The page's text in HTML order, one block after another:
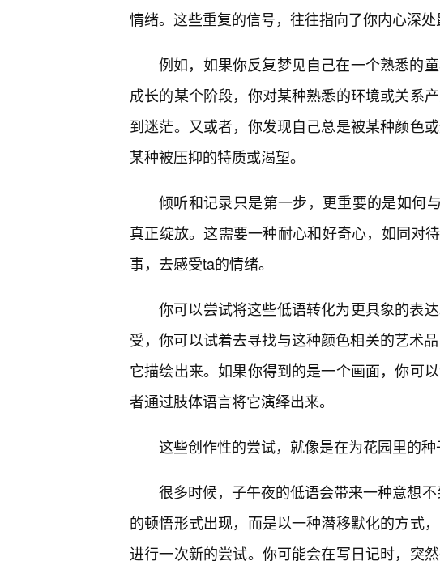
情绪。这些重复的信号，往往指向了你内心深处
例如，如果你反复梦见自己在一个熟悉的
成长的某个阶段，你对某种熟悉的环境或关系
到迷茫。又或者，你发现自己总是被某种颜色
某种被压抑的特质或渴望。
倾听和记录只是第一步，更重要的是如何
真正绽放。这需要一种耐心和好奇心，如同对
事，去感受ta的情绪。
你可以尝试将这些低语转化为更具象的表
受，你可以试着去寻找与这种颜色相关的艺术
它描绘出来。如果你得到的是一个画面，你可
者通过肢体语言将它演绎出来。
这些创作性的尝试，就像是在为花园里的种
很多时候，子午夜的低语会带来一种意想
的顿悟形式出现，而是以一种潜移默化的方式
进行一次新的尝试。你可能会在写日记时，突